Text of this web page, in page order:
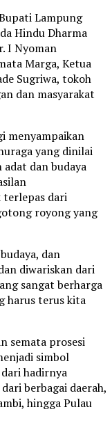
Lampung
Hindu Dharma
I Nyoman
Marga, Ketua
Sugriwa, tokoh
dan masyarakat
menyampaikan
yang dinilai
adat dan budaya
terlepas dari
royong yang
dan
diwariskan dari
sangat berharga
harus terus kita
semata prosesi
simbol
hadirnya
berbagai daerah,
hingga Pulau